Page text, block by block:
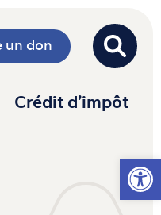
Ouvrir
un don
Crédit d’impôt